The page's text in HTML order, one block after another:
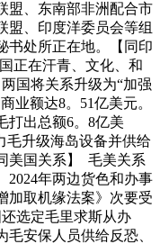
盟、东南部非洲配合市
盟、印度洋委员会等组
书处所正在地。【同印
正在汗青、文化、和
国将关系升级为“加强
业额达8。51亿美元。
打出总额6。8亿美
毛升级海岛设备并供给
美国关系】 毛美关系
2024年两边货色和办事
加取机缘法案》次要受
选定毛里求斯从办
毛安保人员供给反恐、